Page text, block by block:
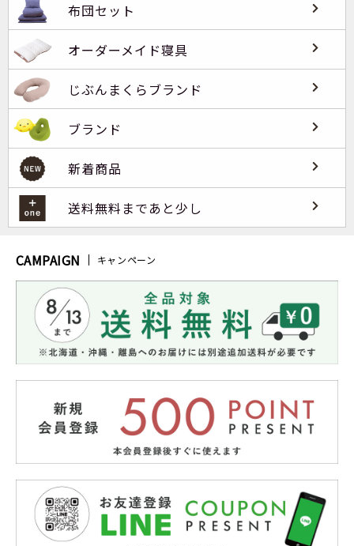
布団セット
オーダーメイド寝具
じぶんまくらブランド
ブランド
新着商品
送料無料まであと少し
CAMPAIGN キャンペーン